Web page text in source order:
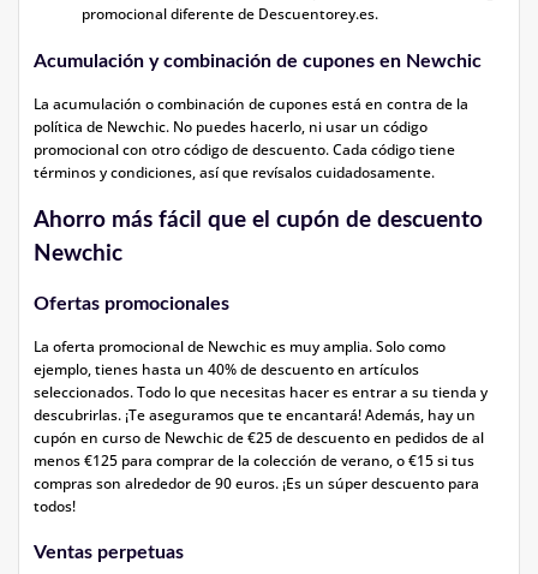
promocional diferente de Descuentorey.es.
Acumulación y combinación de cupones en Newchic
La acumulación o combinación de cupones está en contra de la
política de Newchic. No puedes hacerlo, ni usar un código
promocional con otro código de descuento. Cada código tiene
términos y condiciones, así que revísalos cuidadosamente.
Ahorro más fácil que el cupón de descuento
Newchic
Ofertas promocionales
La oferta promocional de Newchic es muy amplia. Solo como
ejemplo, tienes hasta un 40% de descuento en artículos
seleccionados. Todo lo que necesitas hacer es entrar a su tienda y
descubrirlas. ¡Te aseguramos que te encantará! Además, hay un
cupón en curso de Newchic de €25 de descuento en pedidos de al
menos €125 para comprar de la colección de verano, o €15 si tus
compras son alrededor de 90 euros. ¡Es un súper descuento para
todos!
Ventas perpetuas